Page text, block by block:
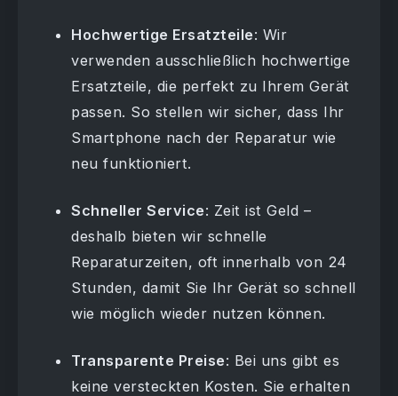
Hochwertige Ersatzteile: Wir
verwenden ausschließlich hochwertige
Ersatzteile, die perfekt zu Ihrem Gerät
passen. So stellen wir sicher, dass Ihr
Smartphone nach der Reparatur wie
neu funktioniert.
Schneller Service: Zeit ist Geld –
deshalb bieten wir schnelle
Reparaturzeiten, oft innerhalb von 24
Stunden, damit Sie Ihr Gerät so schnell
wie möglich wieder nutzen können.
Transparente Preise: Bei uns gibt es
keine versteckten Kosten. Sie erhalten